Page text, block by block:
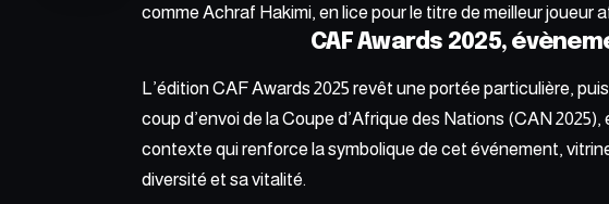
comme Achraf Hakimi, en lice pour le titre de meilleur joueur
CAF Awards 2025,
L’édition CAF Awards 2025 revêt une portée particulière,
coup d’envoi de la Coupe d’Afrique des Nations (CAN
contexte qui renforce la symbolique de cet événement,
diversité et sa vitalité.